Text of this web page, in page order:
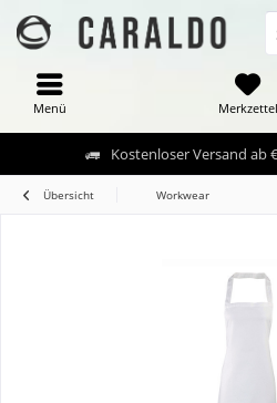
Kostenloser Versand ab
Menü Merkzettel
Übersicht Workwear